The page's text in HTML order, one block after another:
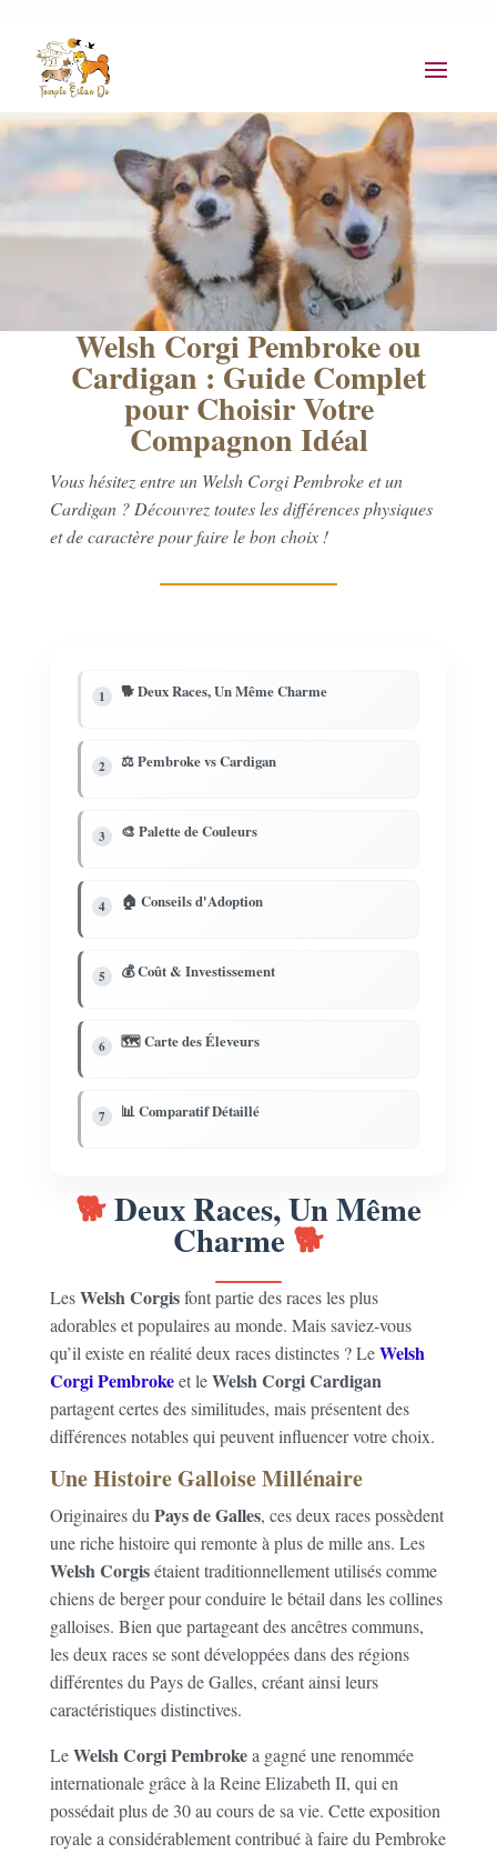
Welsh Corgi Pembroke ou
Cardigan : Guide Complet
pour Choisir Votre
Compagnon Idéal
Vous hésitez entre un Welsh Corgi Pembroke et un
Cardigan ? Découvrez toutes les différences physiques
et de caractère pour faire le bon choix !
1 🐕 Deux Races, Un Même Charme
2 ⚖️ Pembroke vs Cardigan
3 🎨 Palette de Couleurs
4 🏠 Conseils d'Adoption
5 💰 Coût & Investissement
6 🗺️ Carte des Éleveurs
7 📊 Comparatif Détaillé
Deux Races, Un Même
Charme
LesWelsh Corgisfont partie des races les plus
adorables et populaires au monde. Mais saviez-vous
qu’il existe en réalité deux races distinctes ? LeWelsh
Corgi Pembrokeet leWelsh Corgi Cardigan
partagent certes des similitudes, mais présentent des
différences notables qui peuvent influencer votre choix.
Une Histoire Galloise Millénaire
Originaires duPays de Galles, ces deux races possèdent
une riche histoire qui remonte à plus de mille ans. Les
Welsh Corgisétaient traditionnellement utilisés comme
chiens de berger pour conduire le bétail dans les collines
galloises. Bien que partageant des ancêtres communs,
les deux races se sont développées dans des régions
différentes du Pays de Galles, créant ainsi leurs
caractéristiques distinctives.
LeWelsh Corgi Pembrokea gagné une renommée
internationale grâce à la Reine Elizabeth II, qui en
possédait plus de 30 au cours de sa vie. Cette exposition
royale a considérablement contribué à faire du Pembroke